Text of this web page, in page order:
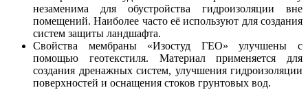
незаменима для обустройства гидроизоляции вне
помещений. Наиболее часто её используют для создания
систем защиты ландшафта.
Свойства мембраны «Изостуд ГЕО» улучшены с
помощью геотекстиля. Материал применяется для
создания дренажных систем, улучшения гидроизоляции
поверхностей и оснащения стоков грунтовых вод.